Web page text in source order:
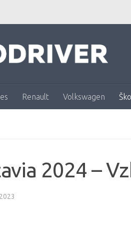
Renault Volkswagen
2024 –